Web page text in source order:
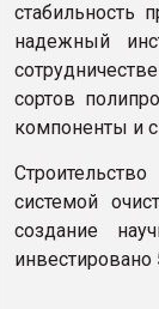
стабильность
надежный
сортов
компоненты и
системой
создание
инвестировано